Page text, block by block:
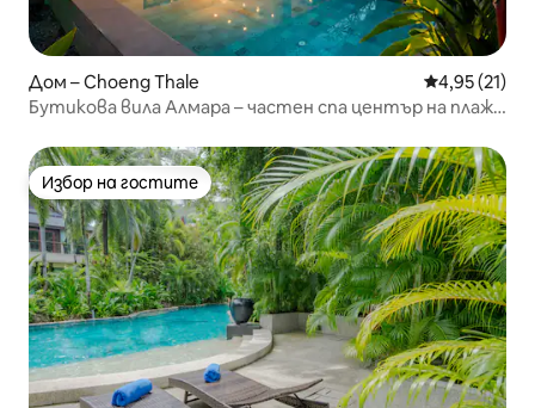
Дом – Choeng Thale Средна
4,95 (21)
Бутикова вила Алмара – частен спа център на плажа
Избор на гостите
Избор на гостите